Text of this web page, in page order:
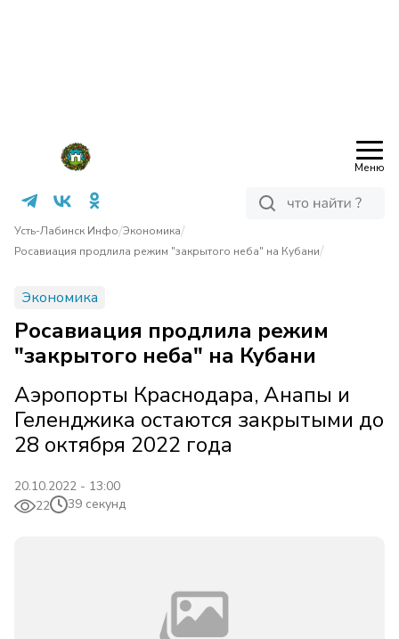
Меню
Усть-Лабинск Инфо/Экономика/
Росавиация продлила режим "закрытого неба" на Кубани/
Экономика
Росавиация продлила режим
"закрытого неба" на Кубани
Аэропорты Краснодара, Анапы и
Геленджика остаются закрытыми до
28 октября 2022 года
20.10.2022 - 13:00
22
39 секунд